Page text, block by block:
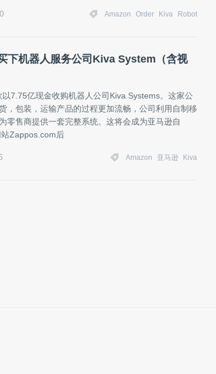
Amazon Order Kiva Robot
下机器人服务公司Kiva System（含视
7.75亿现金收购机器人公司Kiva Systems。这家公
，包装，运输产品的过程更加流畅，公司利用自制移
零售商提供一套完整系统。这将会成为亚马逊自
Zappos.com后
Amazon 亚马逊 Kiva